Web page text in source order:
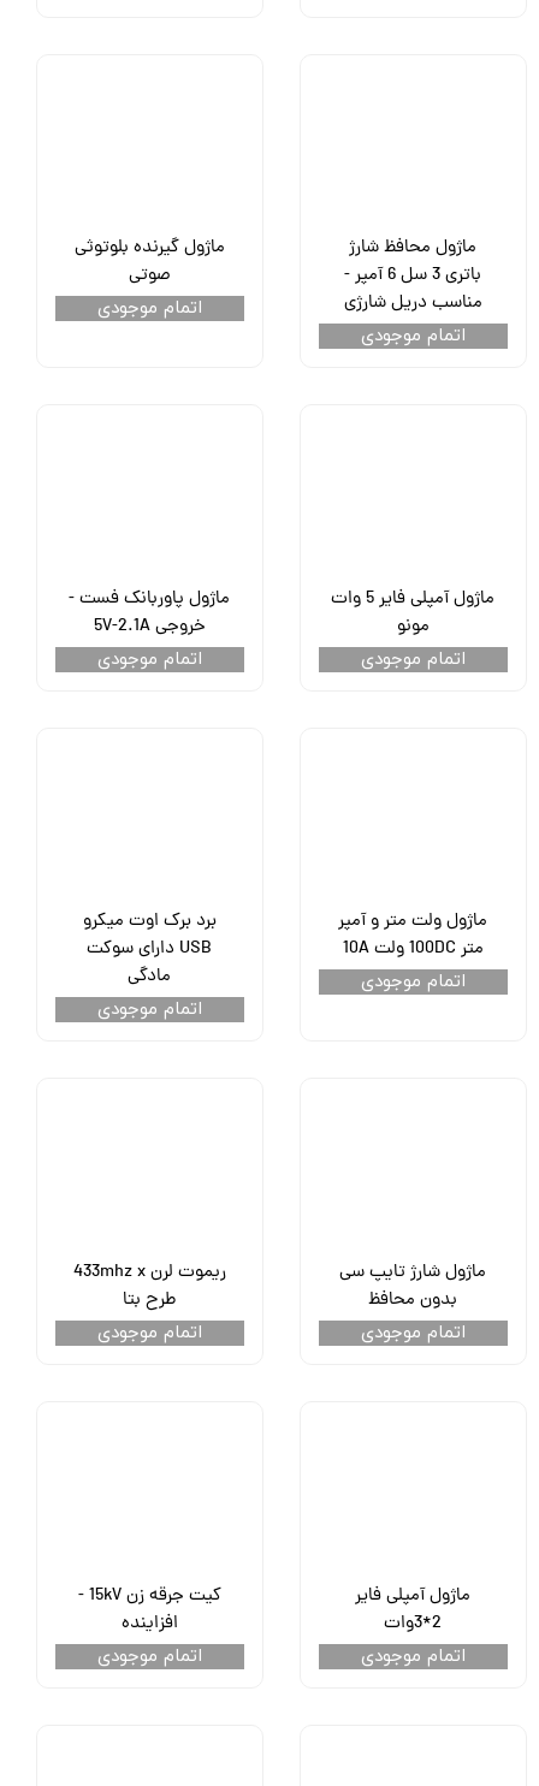
ماژول محافظ شارژ
باتری 3 سل 6 آمپر -
مناسب دریل شارژی
اتمام موجودی
ماژول گیرنده بلوتوثی
صوتی
اتمام موجودی
ماژول آمپلی فایر 5 وات
مونو
اتمام موجودی
ماژول پاوربانک فست -
خروجی 5V-2.1A
اتمام موجودی
ماژول ولت متر و آمپر
متر 100DC ولت 10A
اتمام موجودی
برد برک اوت میکرو
USB دارای سوکت
مادگی
اتمام موجودی
ماژول شارژ تایپ سی
بدون محافظ
اتمام موجودی
ریموت لرن 433mhz x
طرح بتا
اتمام موجودی
ماژول آمپلی فایر
2*3وات
اتمام موجودی
کیت جرقه زن 15kV -
افزاینده
اتمام موجودی